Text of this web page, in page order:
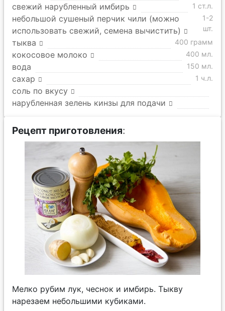
свежий нарубленный имбирь 1 ст.л.
небольшой сушеный перчик чили (можно
использовать свежий, семена вычистить)
1-2
шт.
тыква 400 грамм
кокосовое молоко 400 мл.
вода 150 мл.
сахар 1 ч.л.
соль по вкусу
нарубленная зелень кинзы для подачи
Рецепт приготовления:
Мелко рубим лук, чеснок и имбирь. Тыкву
нарезаем небольшими кубиками.